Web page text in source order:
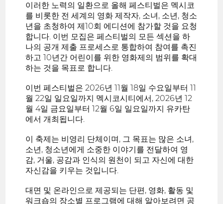
이러한 노력의 일환으로 올해 페스티벌은 멕시코
를 비롯한 전 세계의 영화 제작자, 소녀, 소년, 청소
년을 초청하여 제10회 에디션에 참가할 것을 요청
합니다. 이번 모집은 페스티벌의 모든 섹션을 하
나의 공개 제출 프로세스로 통합하여 참여를 촉진
하고 10년간 어린이를 위한 영화제의 범위를 확대
하는 것을 목표로 합니다.
이번 페스티벌은 2026년 11월 18일 수요일부터 11
월 22일 일요일까지 멕시코시티에서, 2026년 12
월 4일 금요일부터 12월 6일 일요일까지 유카탄
에서 개최됩니다.
이 축제는 비영리 단체이며, 그 목표는 많은 소녀,
소년, 청소년에게 소중한 이야기를 전달하여 영
감, 거울, 공감과 인식의 원천이 되고 자신에 대한
자신감을 키우는 것입니다.
대면 및 온라인으로 제공되는 단편, 영화, 활동 및
워크숍의 장소별 프로그램에 대해 알아보려면 공